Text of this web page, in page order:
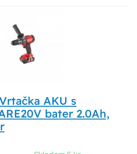
AKU s
bater 2.0Ah,